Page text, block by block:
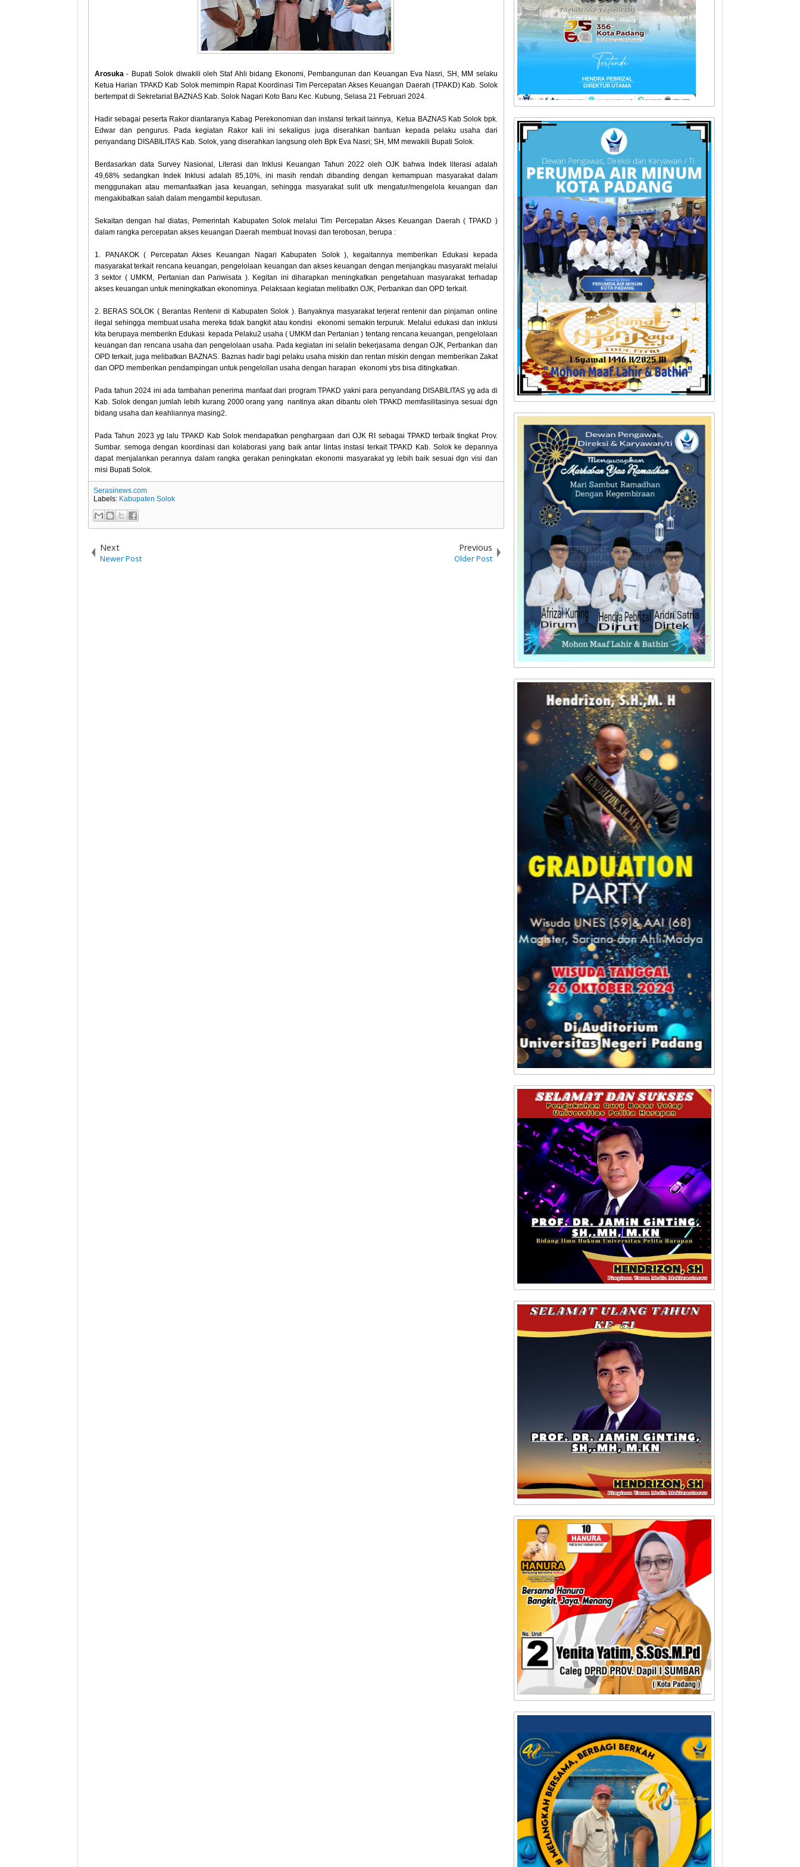
Arosuka - Bupati Solok diwakili oleh Staf Ahli bidang Ekonomi, Pembangunan dan Keuangan Eva Nasri, SH, MM selaku
Ketua Harian TPAKD Kab Solok memimpin Rapat Koordinasi Tim Percepatan Akses Keuangan Daerah (TPAKD) Kab. Solok
bertempat di Sekretariat BAZNAS Kab. Solok Nagari Koto Baru Kec. Kubung, Selasa 21 Februari 2024.
Hadir sebagai peserta Rakor diantaranya Kabag Perekonomian dan instansi terkait lainnya, Ketua BAZNAS Kab Solok bpk.
Edwar dan pengurus. Pada kegiatan Rakor kali ini sekaligus juga diserahkan bantuan kepada pelaku usaha dari
penyandang DISABILITAS Kab. Solok, yang diserahkan langsung oleh Bpk Eva Nasri; SH, MM mewakili Bupati Solok.
Berdasarkan data Survey Nasional, Literasi dan Inklusi Keuangan Tahun 2022 oleh OJK bahwa Indek literasi adalah
49,68% sedangkan Indek Inklusi adalah 85,10%, ini masih rendah dibanding dengan kemampuan masyarakat dalam
menggunakan atau memanfaatkan jasa keuangan, sehingga masyarakat sulit utk mengatur/mengelola keuangan dan
mengakibatkan salah dalam mengambil keputusan.
Sekaitan dengan hal diatas, Pemerintah Kabupaten Solok melalui Tim Percepatan Akses Keuangan Daerah ( TPAKD )
dalam rangka percepatan akses keuangan Daerah membuat Inovasi dan terobosan, berupa :
1. PANAKOK ( Percepatan Akses Keuangan Nagari Kabupaten Solok ), kegaitannya memberikan Edukasi kepada
masyarakat terkait rencana keuangan, pengelolaan keuangan dan akses keuangan dengan menjangkau masyarakt melalui
3 sektor ( UMKM, Pertanian dan Pariwisata ). Kegitan ini diharapkan meningkatkan pengetahuan masyarakat terhadap
akses keuangan untuk meningkatkan ekonominya. Pelaksaan kegiatan melibatkn OJK, Perbankan dan OPD terkait.
2. BERAS SOLOK ( Berantas Rentenir di Kabupaten Solok ). Banyaknya masyarakat terjerat rentenir dan pinjaman online
ilegal sehingga membuat usaha mereka tidak bangkit atau kondisi ekonomi semakin terpuruk. Melalui edukasi dan inklusi
kita berupaya memberikn Edukasi kepada Pelaku2 usaha ( UMKM dan Pertanian ) tentang rencana keuangan, pengelolaan
keuangan dan rencana usaha dan pengelolaan usaha. Pada kegiatan ini selalin bekerjasama dengan OJK, Perbankan dan
OPD terkait, juga melibatkan BAZNAS. Baznas hadir bagi pelaku usaha miskin dan rentan miskin dengan memberikan Zakat
dan OPD memberikan pendampingan untuk pengelollan usaha dengan harapan ekonomi ybs bisa ditingkatkan.
Pada tahun 2024 ini ada tambahan penerima manfaat dari program TPAKD yakni para penyandang DISABILITAS yg ada di
Kab. Solok dengan jumlah lebih kurang 2000 orang yang nantinya akan dibantu oleh TPAKD memfasilitasinya sesuai dgn
bidang usaha dan keahliannya masing2.
Pada Tahun 2023 yg lalu TPAKD Kab Solok mendapatkan penghargaan dari OJK RI sebagai TPAKD terbaik tingkat Prov.
Sumbar. semoga dengan koordinasi dan kolaborasi yang baik antar lintas instasi terkait TPAKD Kab. Solok ke depannya
dapat menjalankan perannya dalam rangka gerakan peningkatan ekonomi masyarakat yg lebih baik sesuai dgn visi dan
misi Bupati Solok.
Serasinews.com
Labels: Kabupaten Solok
Next
Newer Post
Previous
Older Post